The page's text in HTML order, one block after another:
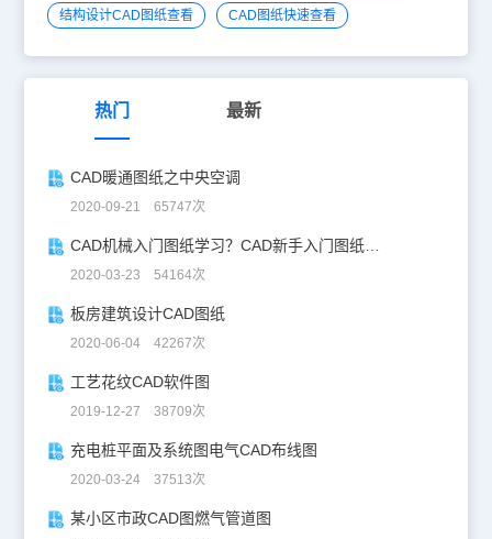
结构设计CAD图纸查看 CAD图纸快速查看
热门 最新
CAD暖通图纸之中央空调
2020-09-21 65747次
CAD机械入门图纸学习？CAD新手入门图纸练习
2020-03-23 54164次
板房建筑设计CAD图纸
2020-06-04 42267次
工艺花纹CAD软件图
2019-12-27 38709次
充电桩平面及系统图电气CAD布线图
2020-03-24 37513次
某小区市政CAD图燃气管道图